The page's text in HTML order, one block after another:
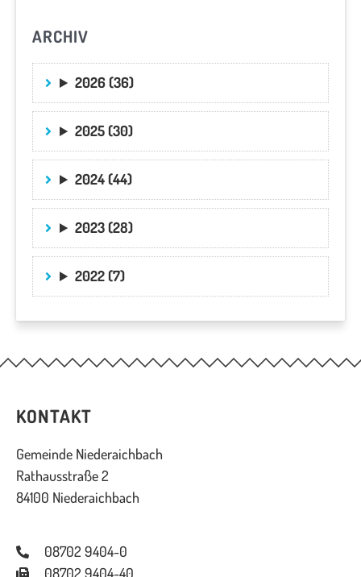
ARCHIV
2026 (36)
2025 (30)
2024 (44)
2023 (28)
2022 (7)
KONTAKT
Gemeinde Niederaichbach
Rathausstraße 2
84100 Niederaichbach
08702 9404-0
08702 9404-40